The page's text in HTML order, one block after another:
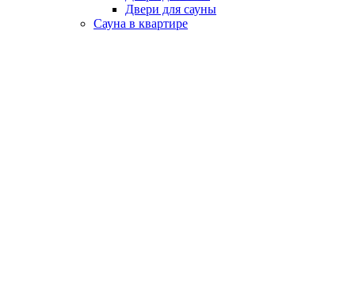
Двери для сауны
Сауна в квартире